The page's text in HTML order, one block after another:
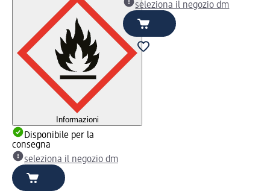
Informazioni
Disponibile per la
consegna
seleziona il negozio dm
seleziona il negozio dm